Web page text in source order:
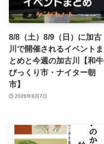
8/8（土）8/9（日）に加古
川で開催されるイベントま
とめと今週の加古川【和牛
びっくり市・ナイター朝
市】
2026年8月7日